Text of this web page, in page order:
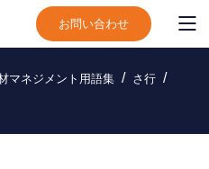
お問い合わせ
マネジメント用語集
さ行